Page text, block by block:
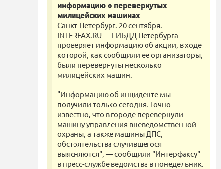
информацию о перевернутых
милицейских машинах
Санкт-Петербург. 20 сентября.
INTERFAX.RU — ГИБДД Петербурга
проверяет информацию об акции, в ходе
которой, как сообщили ее организаторы,
были перевернуты несколько
милицейских машин.
"Информацию об инциденте мы
получили только сегодня. Точно
известно, что в городе перевернули
машину управления вневедомственной
охраны, а также машины ДПС,
обстоятельства случившегося
выясняются", — сообщили "Интерфаксу"
в пресс-службе ведомства в понедельник.